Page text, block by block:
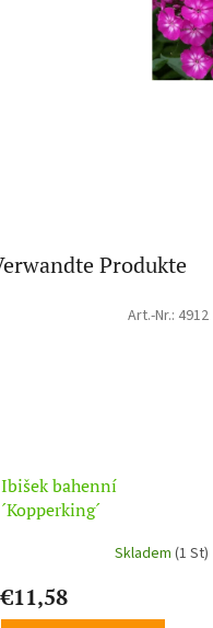
Produkte
Ibišek bahenní
´Kopperking´
Skladem (1 St)
€11,58
Art.-Nr.: 4912